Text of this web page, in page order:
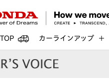
カーラインアップ